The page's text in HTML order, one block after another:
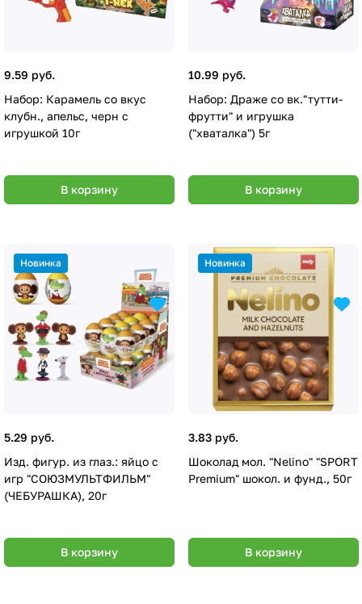
9.59 руб.
Набор: Карамель со вкус
клубн., апельс, черн с
игрушкой 10г
В корзину
10.99 руб.
Набор: Драже со вк."тутти-
фрутти" и игрушка
("хваталка") 5г
В корзину
Новинка
5.29 руб.
Изд. фигур. из глаз.: яйцо с
игр "СОЮЗМУЛЬТФИЛЬМ"
(ЧЕБУРАШКА), 20г
В корзину
Новинка
3.83 руб.
Шоколад мол. "Nelino" "SPORT
Premium" шокол. и фунд., 50г
В корзину